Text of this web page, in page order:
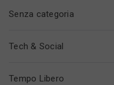
Senza categoria
Tech & Social
Tempo Libero